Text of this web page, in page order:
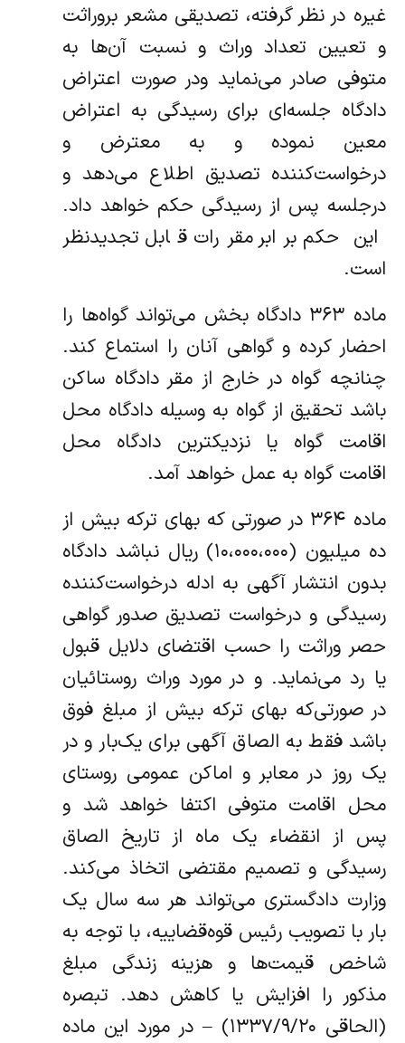
غیره در نظر گرفته‌، تصدیقی مشعر بروراثت
و تعیین تعداد وراث و نسبت آن‌ها به
متوفی صادر می‌نماید ودر صورت اعتراض
دادگاه جلسه‌ای برای رسیدگی به اعتراض
معین‌ نموده و به معترض و
درخواست‌کننده تصدیق اطلاع می‌دهد و
درجلسه پس از رسیدگی حکم خواهد داد.
این حکم برابر مقررات قابل تجدیدنظر
است.
‌ماده ۳۶۳ دادگاه بخش می‌تواند گواه‌ها را
احضار کرده و گواهی آنان را استماع کند.
چنانچه گواه در خارج از مقر دادگاه ساکن
باشد تحقیق از گواه به‌ وسیله دادگاه محل
اقامت گواه یا نزدیکترین دادگاه محل
اقامت گواه به عمل خواهد آمد.
ماده ۳۶۴ در صورتی که بهای ترکه بیش از
ده میلیون (۱۰،۰۰۰،۰۰۰) ریال نباشد دادگاه
بدون انتشار آگهی به ادله درخواست‌کننده
رسیدگی و درخواست تصدیق صدور گواهی
حصر وراثت را حسب اقتضای‌ دلایل قبول
یا رد می‌نماید. و در مورد وراث روستائیان
در صورتی‌که بهای ترکه بیش از مبلغ فوق
باشد فقط به الصاق آگهی برای یک‌بار و در
یک روز در معابر و اماکن عمومی روستای
محل اقامت‌ متوفی اکتفا خواهد شد و
پس از انقضاء یک ماه از تاریخ الصاق
رسیدگی و تصمیم مقتضی اتخاذ می‌کند.
وزارت دادگستری می‌تواند هر سه سال یک
بار با تصویب رئیس قوه‌قضاییه‌، با توجه به
شاخص قیمت‌ها و هزینه زندگی مبلغ
مذکور را افزایش یا کاهش دهد. تبصره‌
(الحاقی ۱۳۳۷/۹/۲۰) – در مورد این ماده